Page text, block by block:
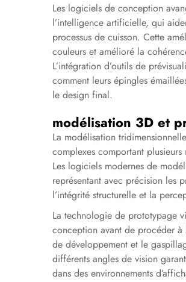
Les logiciels de conception
l’intelligence artificielle, qui
processus de cuisson. Cette
couleurs et amélioré la
L’intégration d’outils de
comment leurs épingles
le design final.
modélisation 3D et
La modélisation
complexes comportant
Les logiciels modernes de
représentant avec précision les
l’intégrité structurelle et la
La technologie de prototypage
conception avant de procéder à
de développement et le
différents angles de vision
dans des environnements